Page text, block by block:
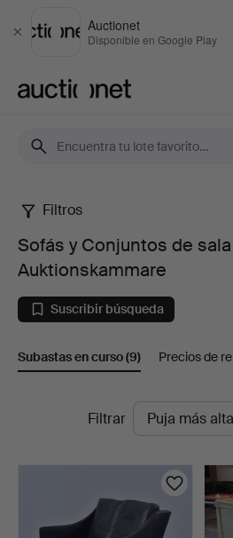
Cerrar
Auctionet
Disponible en Google Play
Sofás
Conjuntos
de
Halmstads
Filtros
Sofás y Conjuntos de
Auktionskammare
Suscribir búsqueda
Subastas en curso(9) Precios de
SubastasFiltrar